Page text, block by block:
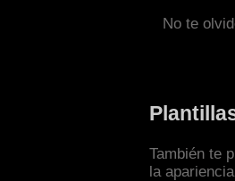
No te
También te
la